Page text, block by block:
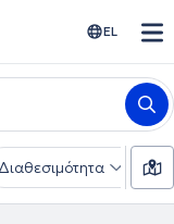
EL
Διαθεσιμότητα